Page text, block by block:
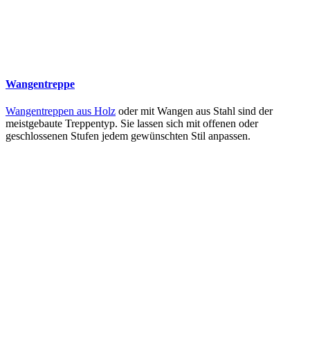
Wangentreppe
Wangentreppen aus Holz oder mit Wangen aus Stahl sind der
meistgebaute Treppentyp. Sie lassen sich mit offenen oder
geschlossenen Stufen jedem gewünschten Stil anpassen.